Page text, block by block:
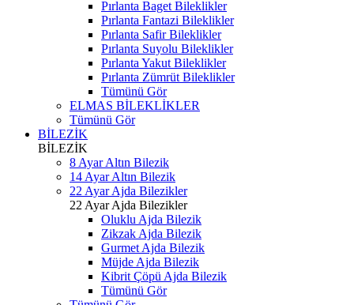
Pırlanta Baget Bileklikler
Pırlanta Fantazi Bileklikler
Pırlanta Safir Bileklikler
Pırlanta Suyolu Bileklikler
Pırlanta Yakut Bileklikler
Pırlanta Zümrüt Bileklikler
Tümünü Gör
ELMAS BİLEKLİKLER
Tümünü Gör
BİLEZİK
BİLEZİK
8 Ayar Altın Bilezik
14 Ayar Altın Bilezik
22 Ayar Ajda Bilezikler
22 Ayar Ajda Bilezikler
Oluklu Ajda Bilezik
Zikzak Ajda Bilezik
Gurmet Ajda Bilezik
Müjde Ajda Bilezik
Kibrit Çöpü Ajda Bilezik
Tümünü Gör